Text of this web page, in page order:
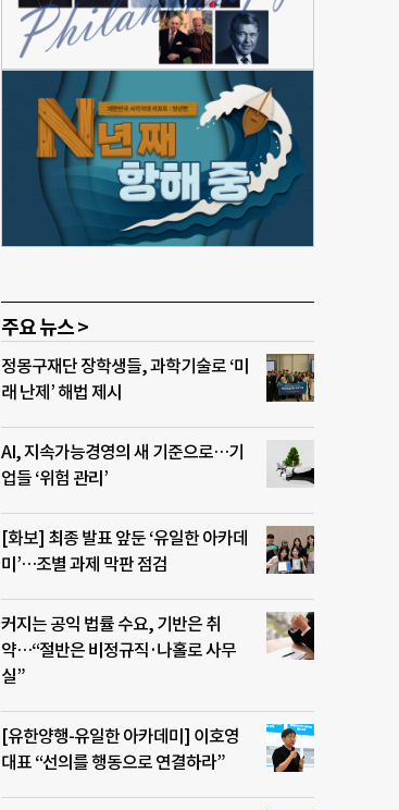
주요 뉴스 >
정몽구재단 장학생들, 과학기술로 ‘미
래 난제’ 해법 제시
AI, 지속가능경영의 새 기준으로…기
업들 ‘위험 관리’
[화보] 최종 발표 앞둔 ‘유일한 아카데
미’…조별 과제 막판 점검
커지는 공익 법률 수요, 기반은 취
약…“절반은 비정규직·나홀로 사무
실”
[유한양행-유일한 아카데미] 이호영
대표 “선의를 행동으로 연결하라”